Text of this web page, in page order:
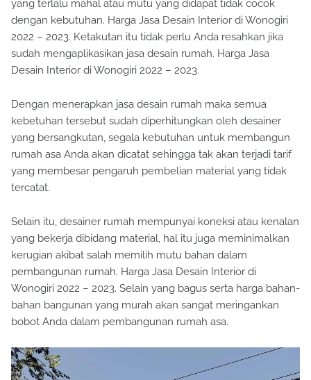
yang terlalu mahal atau mutu yang didapat tidak cocok
dengan kebutuhan. Harga Jasa Desain Interior di Wonogiri
2022 – 2023. Ketakutan itu tidak perlu Anda resahkan jika
sudah mengaplikasikan jasa desain rumah. Harga Jasa
Desain Interior di Wonogiri 2022 – 2023.
Dengan menerapkan jasa desain rumah maka semua
kebetuhan tersebut sudah diperhitungkan oleh desainer
yang bersangkutan, segala kebutuhan untuk membangun
rumah asa Anda akan dicatat sehingga tak akan terjadi tarif
yang membesar pengaruh pembelian material yang tidak
tercatat.
Selain itu, desainer rumah mempunyai koneksi atau kenalan
yang bekerja dibidang material, hal itu juga meminimalkan
kerugian akibat salah memilih mutu bahan dalam
pembangunan rumah. Harga Jasa Desain Interior di
Wonogiri 2022 – 2023. Selain yang bagus serta harga bahan-
bahan bangunan yang murah akan sangat meringankan
bobot Anda dalam pembangunan rumah asa.